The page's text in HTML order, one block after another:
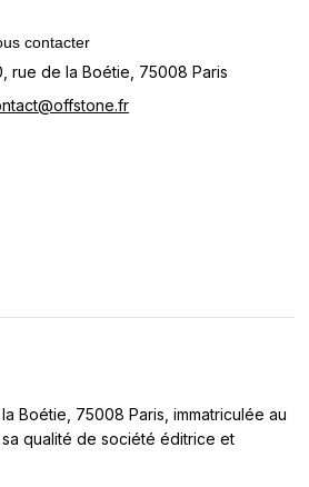
contacter
rue de la Boétie, 75008 Paris
Boétie, 75008 Paris, immatriculée au
qualité de société éditrice et